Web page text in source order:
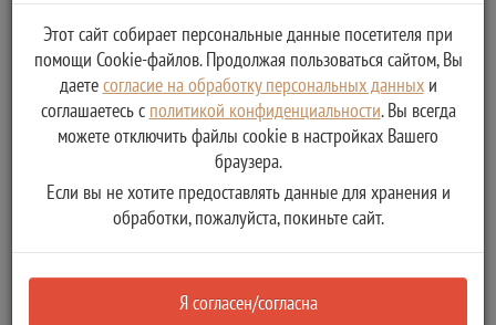
требования у заявителя документов, не предусмотренных
нормативными правовыми актами Российской Федерации,
Тверской области, муниципальными правовыми актами
администрации сельского поселения «Паньково» Старицкого
района Тверской областидля предоставления муниципальной
отказа в приеме документов, представление которых
предусмотрено нормативными правовыми актами Российской
Федерации , муниципальными правовыми актами
администрациидля предоставления муниципальной услуги, у
Этот сайт собирает персональные данные посетителя при
помощи Cookie-файлов. Продолжая пользоваться сайтом, Вы
даетесогласие на обработку персональных данныхи
соглашаетесь с политикой конфиденциальности. Вы всегда
можете отключить файлы cookie в настройках Вашего
браузера.
Если вы не хотите предоставлять данные для хранения и
обработки, пожалуйста, покиньте сайт.
Я согласен/согласна